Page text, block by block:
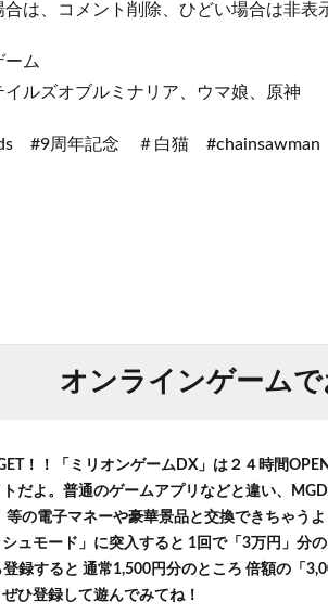
は、コメント削除、ひどい場合は非表
ーム
ルズオブルミナリア、ウマ娘、原神
#9周年記念 ＃白猫
オンラインゲーム
！！「ミリオンゲームDX」は２４時間
だよ。普通のゲームアプリなどと違い、
等の電子マネーや豪華景品と交換できちゃう
シュモード」に突入すると 1回で「3万円」分
登録すると 通常1,500円分のところ 倍額の「
ひ登録して遊んでみてね！